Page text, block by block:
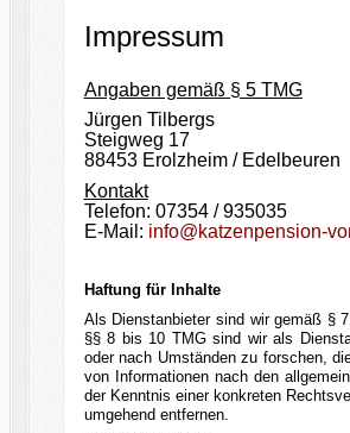
Impressum
Angaben gemäß § 5 TMG
Jürgen Tilbergs
Steigweg 17
88453 Erolzheim / Edelbeuren
Kontakt
Telefon: 07354 / 935035
E-Mail: info@katzenpension-
Haftung für Inhalte
Als Dienstanbieter sind wir gemäß §
§§ 8 bis 10 TMG sind wir als
oder nach Umständen zu forschen,
von Informationen nach den
der Kenntnis einer konkreten
umgehend entfernen.